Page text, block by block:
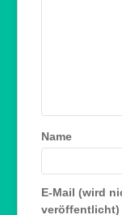
Name
E-Mail (wird
veröffentlicht)